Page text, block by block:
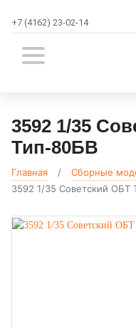
+7 (4162) 23-02-14
3592 1/35
Тип-80БВ
Главная
Сборные
3592 1/35 Советский ОБТ